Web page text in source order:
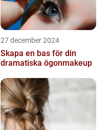
27 december 2024
Skapa en bas för din
dramatiska ögonmakeup